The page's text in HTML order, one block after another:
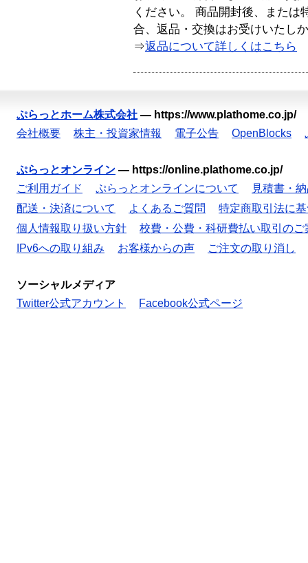
ください。 商品開封後、または
合、返品・交換はお受けいたし
⇒返品について詳しくはこちら
ぷらっとホーム株式会社 — https://www.plathome.co.jp/
会社概要
株主・投資家情報 電子公告 OpenBlocks
ぷらっとオンライン — https://online.plathome.co.jp/
ご利用ガイド
ぷらっとオンラインについて
見積書・
配送・決済について
よくあるご質問
特定商取引法に
個人情報取り扱い方針
校費・公費・科研費払い取引のご
IPv6への取り組み
お客様からの声 ご注文の取り消し
ソーシャルメディア
Twitter公式アカウント
Facebook公式ページ